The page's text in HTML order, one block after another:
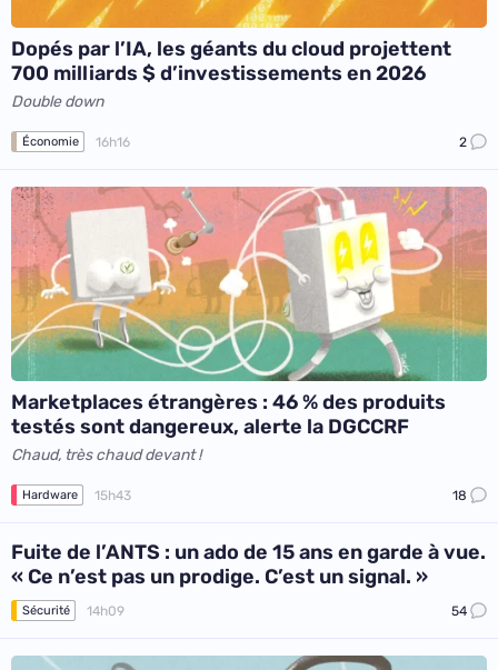
Dopés par l’IA, les géants du cloud projettent
700 milliards $ d’investissements en 2026
Double down
Économie 16h16 2
Marketplaces étrangères : 46 % des produits
testés sont dangereux, alerte la DGCCRF
Chaud, très chaud devant !
Hardware 15h43 18
Fuite de l’ANTS : un ado de 15 ans en garde à vue.
« Ce n’est pas un prodige. C’est un signal. »
Sécurité 14h09 54